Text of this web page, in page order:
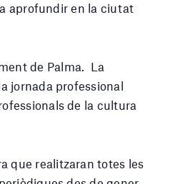
aprofundir en la ciutat
de Palma. La
jornada professional
de la cultura
que realitzaran totes les